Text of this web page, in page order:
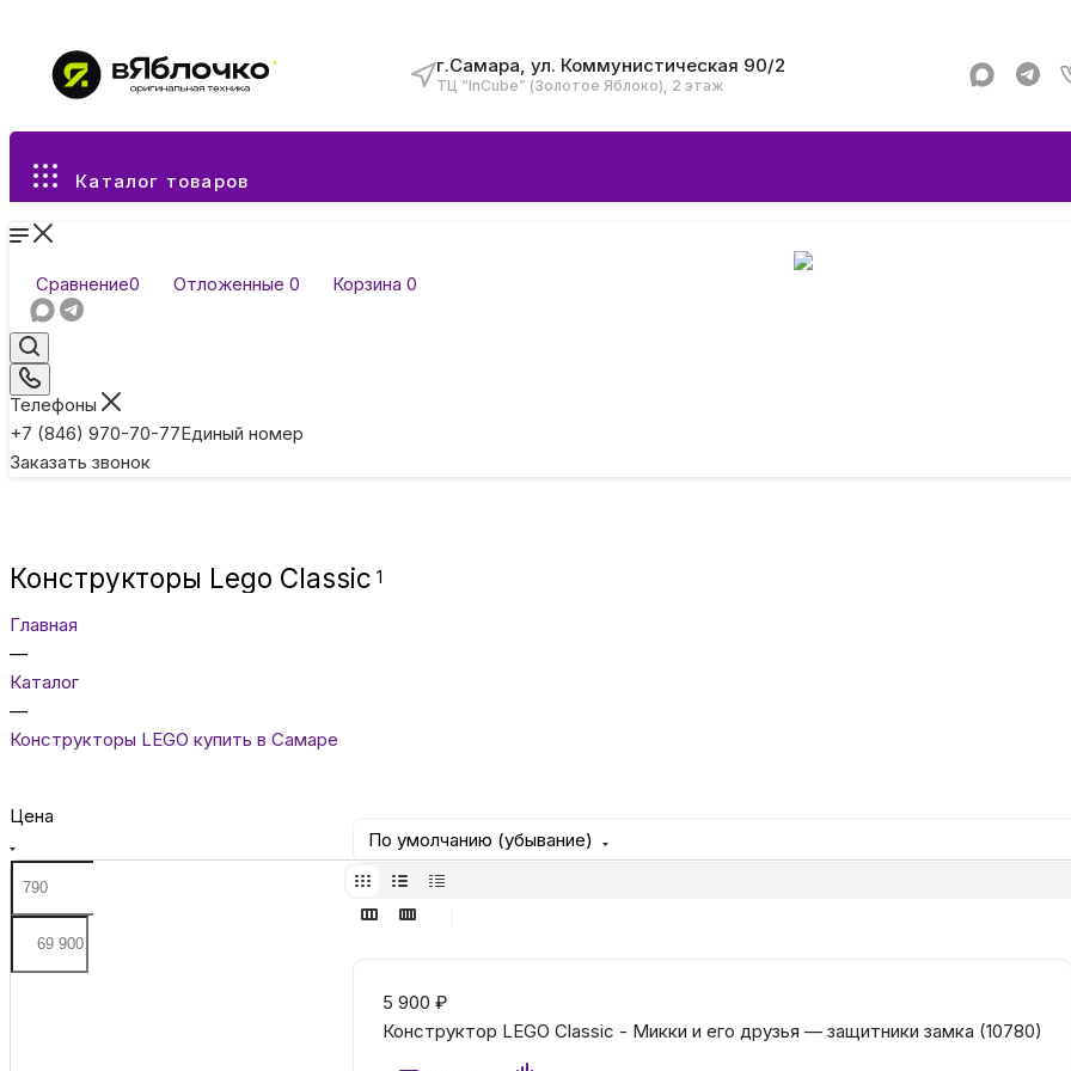
г.Самара, ул. Коммунистическая 90/2
ТЦ “InCube” (Золотое Яблоко), 2 этаж
Каталог товаров
Сравнение0 Отложенные 0 Корзина 0
Телефоны
+7 (846) 970-70-77Единый номер
Заказать звонок
Все разделы каталога
Конструкторы Lego Classic 1
Главная
—
Каталог
—
Конструкторы LEGO купить в Самаре
По умолчанию (убывание)
5 900 ₽
Конструктор LEGO Classic - Микки и его друзья — защитники замка (10780)
Цена